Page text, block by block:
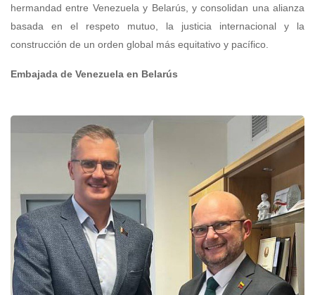
hermandad entre Venezuela y Belarús, y consolidan una alianza
basada en el respeto mutuo, la justicia internacional y la
construcción de un orden global más equitativo y pacífico.
Embajada de Venezuela en Belarús